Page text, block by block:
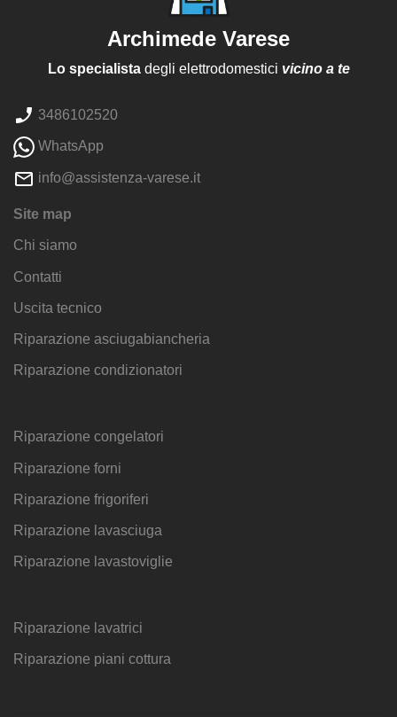
Archimede Varese
Lo specialistadegli elettrodomestici vicino a te
3486102520
WhatsApp
info@assistenza-varese.it
Site map
Chi siamo
Contatti
Uscita tecnico
Riparazione asciugabiancheria
Riparazione condizionatori
Riparazione congelatori
Riparazione forni
Riparazione frigoriferi
Riparazione lavasciuga
Riparazione lavastoviglie
Riparazione lavatrici
Riparazione piani cottura